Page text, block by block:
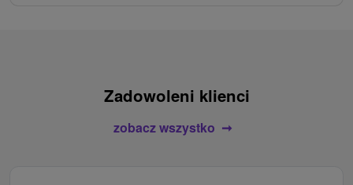
Zadowoleni klienci
zobacz wszystko